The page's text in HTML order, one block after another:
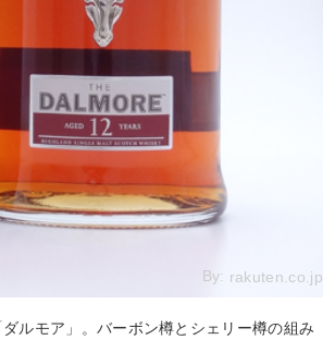
By: rakuten.co.jp
ルモア」。バーボン樽とシェリー樽の組み